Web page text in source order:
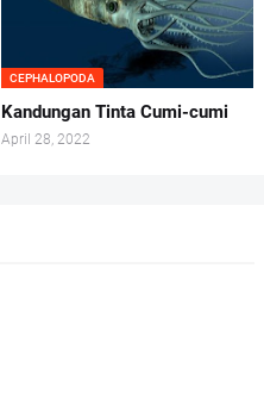
CEPHALOPODA
Kandungan Tinta Cumi-cumi
April 28, 2022